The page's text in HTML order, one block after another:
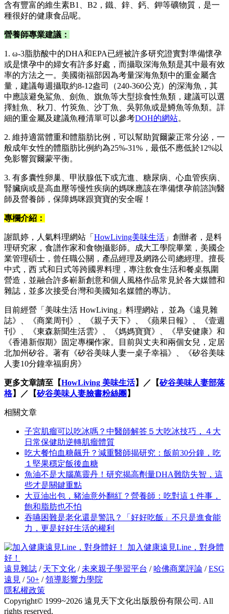
含有豐富的維生素B1、B2，鐵、鋅、鈣、鉀等礦物質，是一
種很好的健康食品呢。
營養師專業建議：
1. ω-3脂肪酸中的DHA和EPA已經被許多研究證實對準備懷孕
或是懷孕中的婦女有許多好處，而攝取深海魚類是其中最有效
率的方法之一。美國衛福部因為考量深海魚類中的重金屬含
量，建議每週攝取約8-12盎司（240-360公克）的深海魚，其
中應該避免鯊魚、劍魚、旗魚等大型掠食性魚類，建議可以選
擇鮭魚、秋刀、竹筴魚、沙丁魚、吳郭魚或是鱒魚等魚類。詳
細的重金屬及建議魚種清單可以參考DOH的網站。
2. 維持適當體重和體脂肪比例，可以幫助賀爾蒙正常分泌，一
般成年女性的體脂肪比例約為25%-31%，最低不應低於12%以
免影響賀爾蒙平衡。
3. 有多囊性卵巢、甲狀腺低下或亢進、糖尿病、心血管疾病、
腎臟病或是高血壓等慢性疾病的媽咪應該在準備懷孕前諮詢醫
師及營養師，保障媽咪跟寶寶的安全喔！
專欄介紹：
謝凱婷，人氣料理網站「 HowLiving美味生活 」創辦者，是料
理研究家，食譜作家和食物攝影師。成大工學院畢業，美國企
業管理碩士，曾任職公關，產品經理及網路公司總經理。擅長
中式，西 式和日式等跨國界料理，專注飲食生活和餐桌氛圍
營造，並融合許多嶄新創意和個人風格作品常見於各大媒體和
雜誌，並多次接受台灣和美國知名媒體的專訪。
目前經營「美味生活 HowLiving」料理網站， 並為《遠見雜
誌》、《商業周刊》、《親子天下》、《蘋果日報》、《壹週
刊》、《東森新聞生活雲》、《媽媽寶寶》、《早安健康》和
《香港新假期》固定專欄作家。目前與丈夫和兩個女兒，定居
北加州矽谷。著有《矽谷美味人妻一桌子幸福》、《矽谷美味
人妻10分鐘幸福廚房》
更多文章請至【HowLiving 美味生活】／【矽谷美味人妻部落
格】／【矽谷美味人妻臉書粉絲團 】
相關文章
子宮肌瘤可以吃冰嗎？中醫師解答５大吃冰技巧，４大
日常保健助逆轉肌瘤體質
吃大餐怕血糖飆升？減重醫師揭研究：飯前30分鐘，吃
１堅果穩定飯後血糖
魚油不是大腦萬靈丹！研究揭高劑量DHA難防失智，這
些才是關鍵重點
大豆油出包，豬油意外翻紅？營養師：吃對這１件事，
飽和脂肪也不怕
吞嚥困難是老化還是警訊？「好好吃飯」不只是進食能
力，更是好好生活的權利
加入健康遠見Line，對身體
好！
遠見雜誌 / 天下文化 /未來親子學習平台 / 哈佛商業評論 /ESG
遠見 / 50+ /領導影響力學院
隱私權政策
Copyright© 1999~2026 遠見天下文化出版股份有限公司. All
rights reserved.